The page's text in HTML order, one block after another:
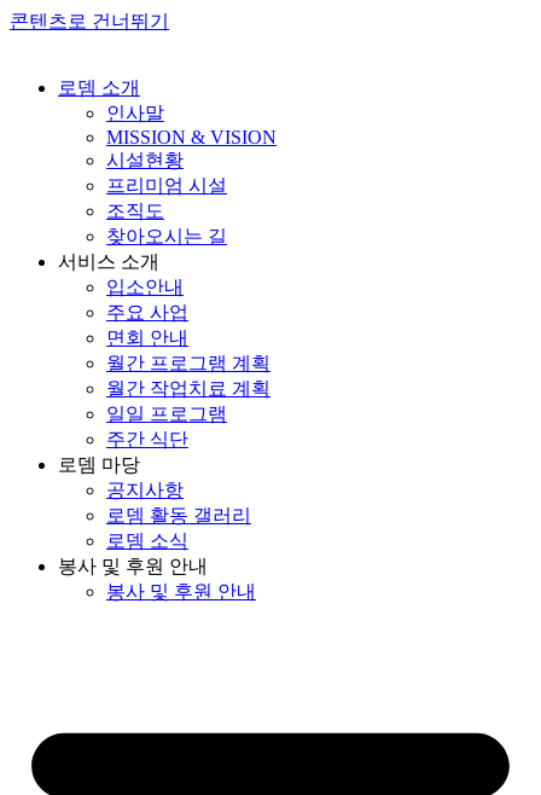
콘텐츠로 건너뛰기
로뎀 소개
인사말
MISSION & VISION
시설현황
프리미엄 시설
조직도
찾아오시는 길
서비스 소개
입소안내
주요 사업
면회 안내
월간 프로그램 계획
월간 작업치료 계획
일일 프로그램
주간 식단
로뎀 마당
공지사항
로뎀 활동 갤러리
로뎀 소식
봉사 및 후원 안내
봉사 및 후원 안내